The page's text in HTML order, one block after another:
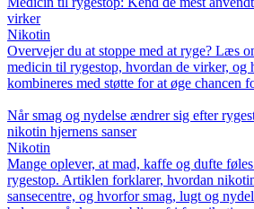
virker
Nikotin
Overvejer du at stoppe med at ryge? Læs
medicin til rygestop, hvordan de virker, og
kombineres med støtte for at øge chancen
Når smag og nydelse ændrer sig efter
nikotin hjernens sanser
Nikotin
Mange oplever, at mad, kaffe og dufte
rygestop. Artiklen forklarer, hvordan
sansecentre, og hvorfor smag, lugt og